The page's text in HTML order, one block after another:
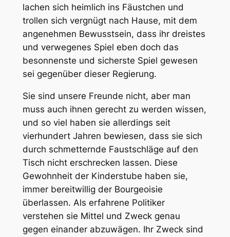
lachen sich heimlich ins Fäustchen und
trollen sich vergnügt nach Hause, mit dem
angenehmen Bewusstsein, dass ihr dreistes
und verwegenes Spiel eben doch das
besonnenste und sicherste Spiel gewesen
sei gegenüber dieser Regierung.
Sie sind unsere Freunde nicht, aber man
muss auch ihnen gerecht zu werden wissen,
und so viel haben sie allerdings seit
vierhundert Jahren bewiesen, dass sie sich
durch schmetternde Faustschläge auf den
Tisch nicht erschrecken lassen. Diese
Gewohnheit der Kinderstube haben sie,
immer bereitwillig der Bourgeoisie
überlassen. Als erfahrene Politiker
verstehen sie Mittel und Zweck genau
gegen einander abzuwägen. Ihr Zweck sind